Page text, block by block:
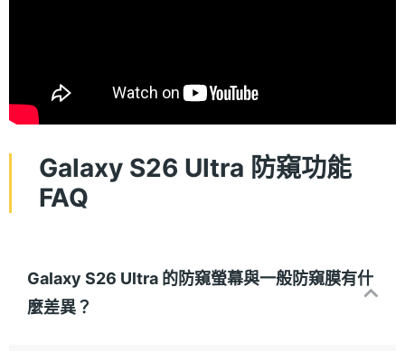
Galaxy S26 Ultra 防窺功能
FAQ
Galaxy S26 Ultra 的防窺螢幕與一般防窺膜有什
麼差異？